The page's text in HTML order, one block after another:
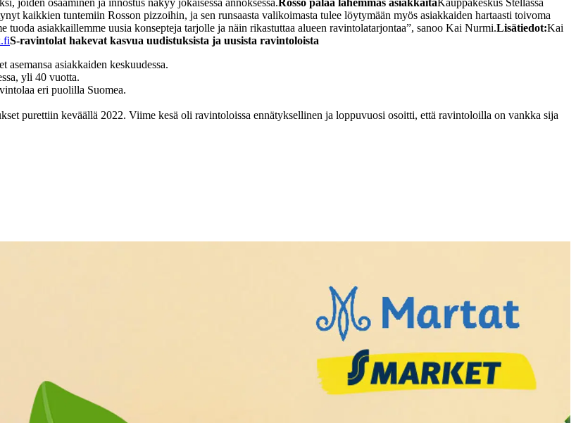
kaikkien tuntemiin Rosson pizzoihin, ja sen runsaasta valikoimasta tulee löytymään myös asiakkaiden hartaasti toivoma
tuoda asiakkaillemme uusia konsepteja tarjolle ja näin rikastuttaa alueen ravintolatarjontaa”, sanoo Kai Nurmi.Lisätiedot:Kai
S-ravintolat hakevat kasvua uudistuksista ja uusista ravintoloista
asiakkaiden keskuudessa.
yli 40 vuotta.
eri puolilla Suomea.
purettiin keväällä 2022. Viime kesä oli ravintoloissa ennätyksellinen ja loppuvuosi osoitti, että ravintoloilla on vankka sija